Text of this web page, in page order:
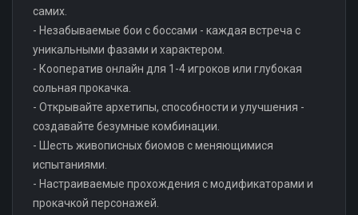
самих.
- Незабываемые бои с боссами - каждая встреча с
уникальными фазами и характером.
- Кооператив онлайн для 1-4 игроков или глубокая
сольная прокачка.
- Открывайте архетипы, способности и улучшения -
создавайте безумные комбинации.
- Шесть живописных биомов с меняющимися
испытаниями.
- Настраиваемые прохождения с модификаторами и
прокачкой персонажей.